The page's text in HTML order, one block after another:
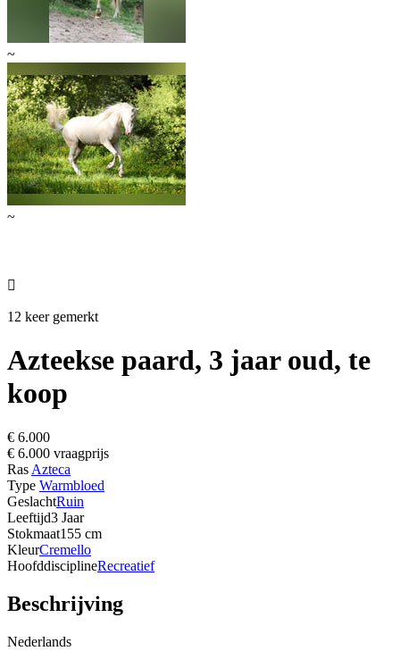
~
~

12 keer gemerkt
Azteekse paard, 3 jaar oud, te
koop
€ 6.000
€ 6.000 vraagprijs
Ras Azteca
Type Warmbloed
GeslachtRuin
Leeftijd3 Jaar
Stokmaat155 cm
KleurCremello
HoofddisciplineRecreatief
Beschrijving
Nederlands